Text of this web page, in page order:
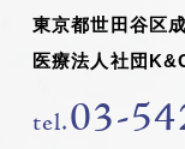
東京都世田谷区
医療法人社団
tel.03-